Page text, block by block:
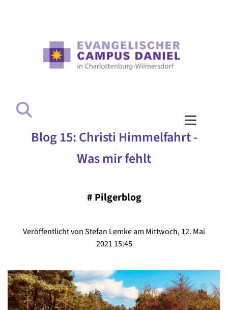
Blog 15: Christi Himmelfahrt -
Was mir fehlt
# Pilgerblog
Veröffentlicht von Stefan Lemke am Mittwoch, 12. Mai
2021 15:45